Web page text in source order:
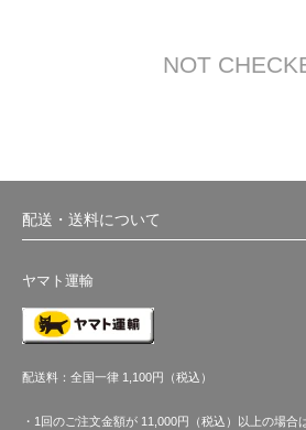
NOT
配送・送料について
ヤマト運輸
配送料：全国一律 1,100円（税込）
・1回のご注文金額が 11,000円（税込）以上の場合